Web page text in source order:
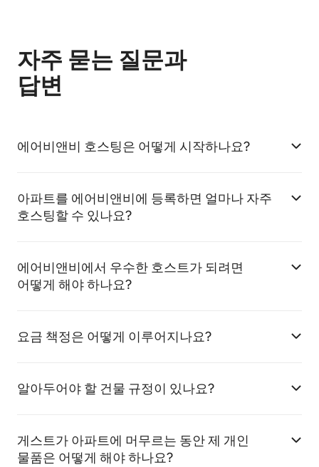
자주 묻는 질문과
답변
에어비앤비 호스팅은 어떻게 시작하나요?
아파트를 에어비앤비에 등록하면 얼마나 자주
호스팅할 수 있나요?
에어비앤비에서 우수한 호스트가 되려면
어떻게 해야 하나요?
요금 책정은 어떻게 이루어지나요?
알아두어야 할 건물 규정이 있나요?
게스트가 아파트에 머무르는 동안 제 개인
물품은 어떻게 해야 하나요?